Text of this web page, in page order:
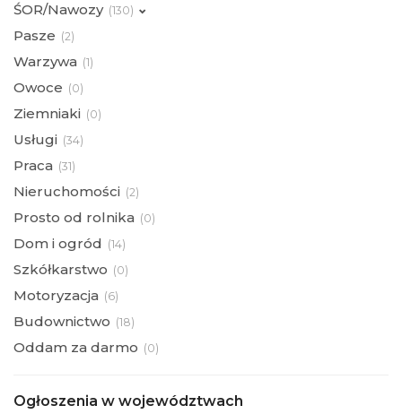
ŚOR/Nawozy (130)
Pasze (2)
Warzywa (1)
Owoce (0)
Ziemniaki (0)
Usługi (34)
Praca (31)
Nieruchomości (2)
Prosto od rolnika (0)
Dom i ogród (14)
Szkółkarstwo (0)
Motoryzacja (6)
Budownictwo (18)
Oddam za darmo (0)
Ogłoszenia w województwach